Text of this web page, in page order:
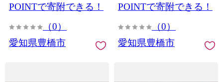
お中元 お歳暮 愛知県 豊橋
POINTで寄附できる！
（0）
愛知県豊橋市
愛知県 豊橋市
POINTで寄附できる！
（0）
愛知県豊橋市